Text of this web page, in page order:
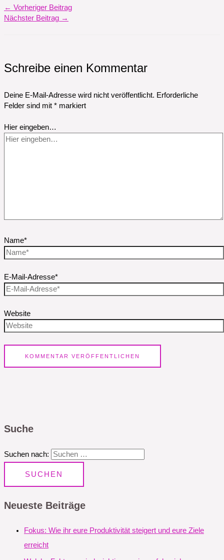
← Vorheriger Beitrag
Nächster Beitrag →
Schreibe einen Kommentar
Deine E-Mail-Adresse wird nicht veröffentlicht. Erforderliche
Felder sind mit * markiert
Hier eingeben…
Name*
E-Mail-Adresse*
Website
Suche
Suchen nach:
Neueste Beiträge
Fokus: Wie ihr eure Produktivität steigert und eure Ziele
erreicht